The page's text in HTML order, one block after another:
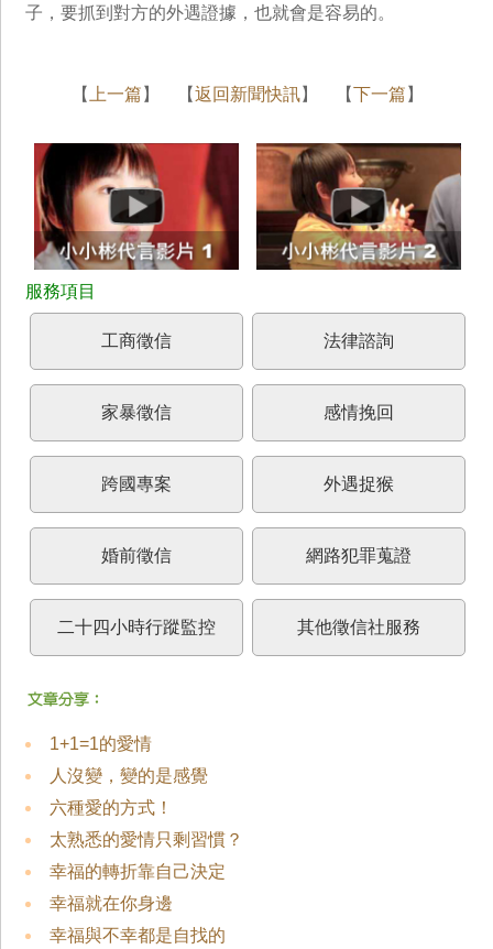
子，要抓到對方的外遇證據，也就會是容易的。
【 上一篇 】 【返回新聞快訊】 【下一篇 】
工商徵信 法律諮詢
家暴徵信 感情挽回
跨國專案 外遇捉猴
婚前徵信 網路犯罪蒐證
二十四小時行蹤監控 其他徵信社服務
1+1=1的愛情
人沒變，變的是感覺
六種愛的方式！
太熟悉的愛情只剩習慣？
幸福的轉折靠自己決定
幸福就在你身邊
幸福與不幸都是自找的